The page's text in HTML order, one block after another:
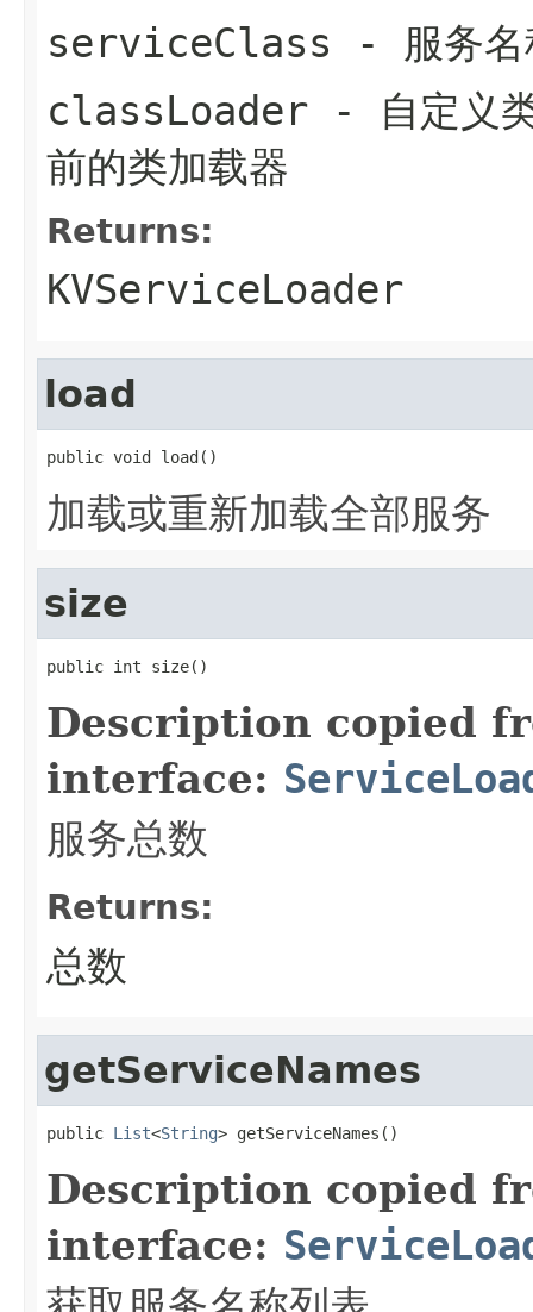
serviceClass - 服务名
classLoader - 自定义
前的类加载器
Returns:
KVServiceLoader
load
public void load()
加载或重新加载全部服务
size
public int size()
Description copied
interface:
服务总数
Returns:
总数
getServiceNames
public List<String> getServiceNames()
Description copied
interface: